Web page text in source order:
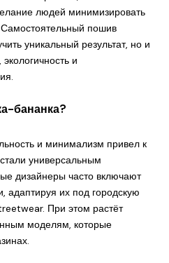
людей минимизировать
пошив
уникальный результат, но и
и
бананка?
и минимализм привел к
универсальным
дизайнеры часто включают
адаптируя их под городскую
При этом растёт
моделям, которые